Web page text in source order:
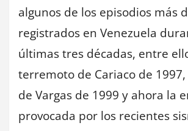
algunos de los episodios más
registrados en Venezuela
últimas tres décadas, entre
terremoto de Cariaco de
de Vargas de 1999 y ahora la
provocada por los recientes